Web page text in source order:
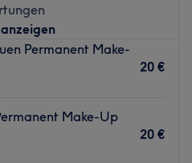
Permanent Make-
20 €
Make-Up
20 €